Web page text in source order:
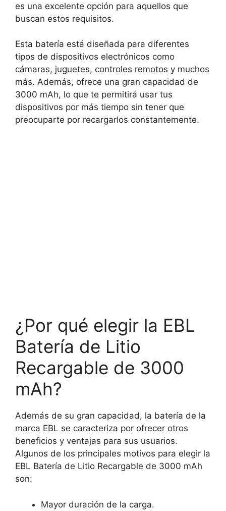
es una excelente opción para aquellos que
buscan estos requisitos.
Esta batería está diseñada para diferentes
tipos de dispositivos electrónicos como
cámaras, juguetes, controles remotos y muchos
más. Además, ofrece una gran capacidad de
3000 mAh, lo que te permitirá usar tus
dispositivos por más tiempo sin tener que
preocuparte por recargarlos constantemente.
¿Por qué elegir la EBL
Batería de Litio
Recargable de 3000
mAh?
Además de su gran capacidad, la batería de la
marca EBL se caracteriza por ofrecer otros
beneficios y ventajas para sus usuarios.
Algunos de los principales motivos para elegir la
EBL Batería de Litio Recargable de 3000 mAh
son:
Mayor duración de la carga.